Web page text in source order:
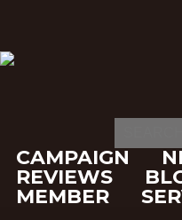
CAMPAIGN
REVIEWS
MEMBER